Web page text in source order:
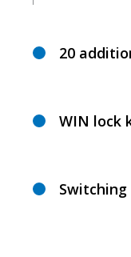
20
WIN lock
Switching